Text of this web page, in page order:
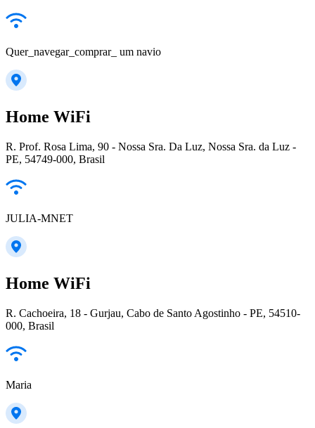
Quer_navegar_comprar_ um navio
Home WiFi
R. Prof. Rosa Lima, 90 - Nossa Sra. Da Luz, Nossa Sra. da Luz -
PE, 54749-000, Brasil
JULIA-MNET
Home WiFi
R. Cachoeira, 18 - Gurjau, Cabo de Santo Agostinho - PE, 54510-
000, Brasil
Maria